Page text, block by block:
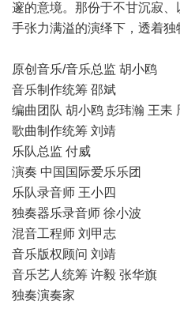
邃的意境。那份于不甘沉寂
手张力满溢的演绎下，透着独
原创音乐/音乐总监 胡小鸥
音乐制作统筹 邵斌
编曲团队 胡小鸥 彭玮瀚 王耒
歌曲制作统筹 刘靖
乐队总监 付威
演奏 中国国际爱乐乐团
乐队录音师 王小四
独奏器乐录音师 徐小波
混音工程师 刘甲志
音乐版权顾问 刘靖
音乐艺人统筹 许毅 张华旗
独奏演奏家